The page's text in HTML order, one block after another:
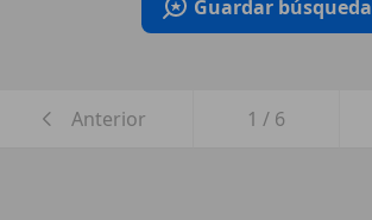
Guardar búsqueda
Anterior 1 / 6